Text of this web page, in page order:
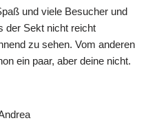
und viele Besucher und
der Sekt nicht reicht
zu sehen. Vom anderen
ein paar, aber deine nicht.